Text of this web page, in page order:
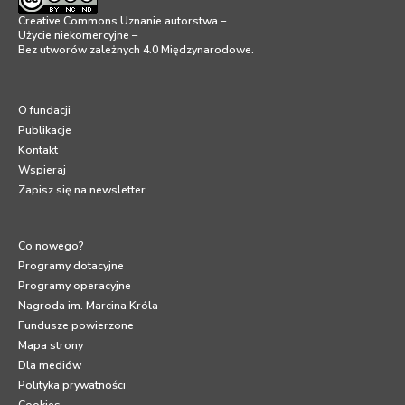
Creative Commons Uznanie autorstwa –
Użycie niekomercyjne –
Bez utworów zależnych 4.0 Międzynarodowe.
O fundacji
Publikacje
Kontakt
Wspieraj
Zapisz się na newsletter
Co nowego?
Programy dotacyjne
Programy operacyjne
Nagroda im. Marcina Króla
Fundusze powierzone
Mapa strony
Dla mediów
Polityka prywatności